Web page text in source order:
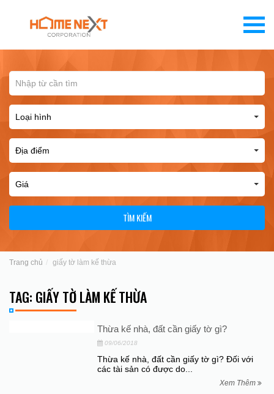
TÌM KIẾM
Trang chủ giấy tờ làm kế thừa
TAG: GIẤY TỜ LÀM KẾ THỪA
Thừa kế nhà, đất cần giấy tờ gì?
09/06/2018
Thừa kế nhà, đất cần giấy tờ gì? Đối với
các tài sản có được do...
Xem Thêm